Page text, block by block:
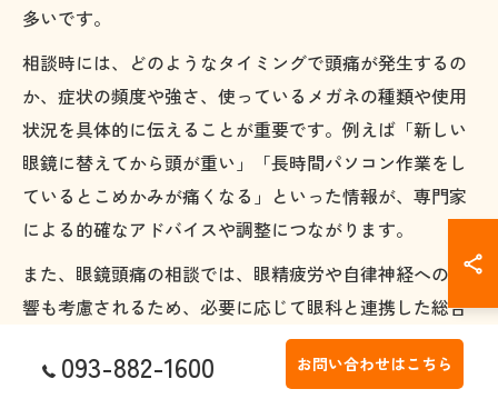
多いです。
相談時には、どのようなタイミングで頭痛が発生するの
か、症状の頻度や強さ、使っているメガネの種類や使用
状況を具体的に伝えることが重要です。例えば「新しい
眼鏡に替えてから頭が重い」「長時間パソコン作業をし
ているとこめかみが痛くなる」といった情報が、専門家
による的確なアドバイスや調整につながります。
また、眼鏡頭痛の相談では、眼精疲労や自律神経への影
響も考慮されるため、必要に応じて眼科と連携した総合
的なチェックが推奨されます。事前予約が必要な場合も
あるため、戸畑区の医療機関・店舗の口コミや実績、相
093-882-1600 お問い合わせはこちら